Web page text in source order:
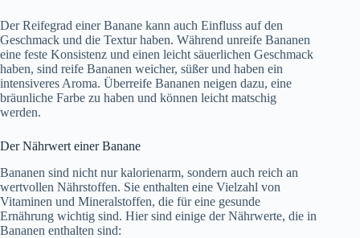
Der Reifegrad einer Banane kann auch Einfluss auf den
Geschmack und die Textur haben. Während unreife Bananen
eine feste Konsistenz und einen leicht säuerlichen Geschmack
haben, sind reife Bananen weicher, süßer und haben ein
intensiveres Aroma. Überreife Bananen neigen dazu, eine
bräunliche Farbe zu haben und können leicht matschig
werden.
Der Nährwert einer Banane
Bananen sind nicht nur kalorienarm, sondern auch reich an
wertvollen Nährstoffen. Sie enthalten eine Vielzahl von
Vitaminen und Mineralstoffen, die für eine gesunde
Ernährung wichtig sind. Hier sind einige der Nährwerte, die in
Bananen enthalten sind: